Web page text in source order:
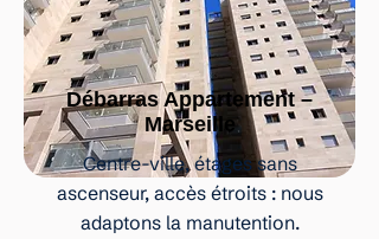
Débarras Appartement –
Marseille
Centre-ville, étages sans
ascenseur, accès étroits : nous
adaptons la manutention.